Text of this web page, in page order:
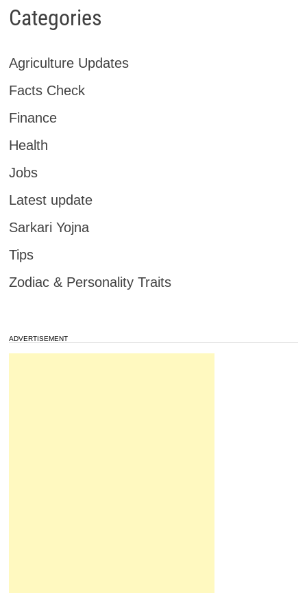
Categories
Agriculture Updates
Facts Check
Finance
Health
Jobs
Latest update
Sarkari Yojna
Tips
Zodiac & Personality Traits
ADVERTISEMENT